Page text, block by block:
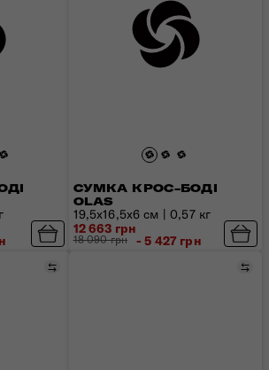
СУМКА КРОС-БОДІ
OLAS
19,5x16,5x6 см | 0,57 кг
12 663 грн
18 090 грн - 5 427 грн
Порівняти